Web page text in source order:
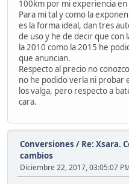
100km por mi experiencia
Para mi tal y como la
es la forma ideal, dan tres
de uso y he de decir que
la 2010 como la 2015 he
que anuncian.
Respecto al precio no
no he podido verla ni probar
los valga, pero respecto a
cara.
Conversiones / Re: Xsara.
cambios
Diciembre 22, 2017, 03:05:07